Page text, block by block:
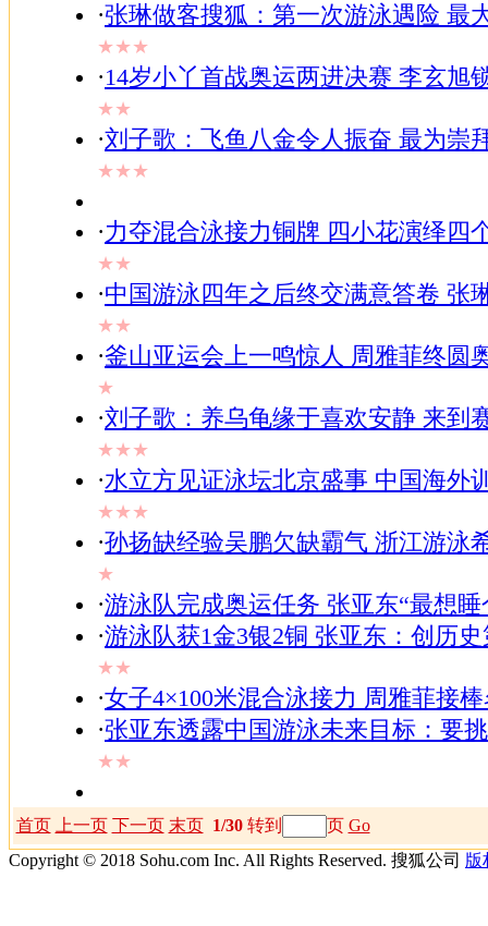
·张琳做客搜狐：第一次游泳遇险 最
★★★
·14岁小丫首战奥运两进决赛 李玄旭
★★
·刘子歌：飞鱼八金令人振奋 最为崇
★★★
·力夺混合泳接力铜牌 四小花演绎四
★★
·中国游泳四年之后终交满意答卷 张
★★
·釜山亚运会上一鸣惊人 周雅菲终圆
★
·刘子歌：养乌龟缘于喜欢安静 来到
★★★
·水立方见证泳坛北京盛事 中国海外
★★★
·孙扬缺经验吴鹏欠缺霸气 浙江游泳
★
·游泳队完成奥运任务 张亚东“最想睡
·游泳队获1金3银2铜 张亚东：创历
★★
·女子4×100米混合泳接力 周雅菲接
·张亚东透露中国游泳未来目标：要
★★
首页 上一页 下一页 末页 1/30转到 页 Go
Copyright © 2018 Sohu.com Inc. All Rights Reserved. 搜狐公司 版